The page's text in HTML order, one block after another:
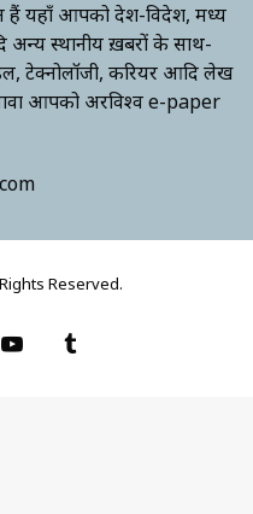
हैं यहाँ आपको देश-विदेश, मध्य
अन्य स्थानीय ख़बरों के साथ-
टेक्नोलॉजी, करियर आदि लेख
आपको अक्षरविश्व e-paper
Reserved.
YouTubeTumblr